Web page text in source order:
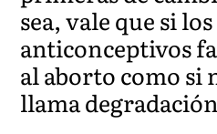
sea, vale que si los
anticonceptivos
al aborto como si
llama